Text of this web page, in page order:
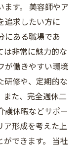
ます。 美容師やア
追求したい方に
にある職場であ
は非常に魅力的な
が働きやすい環境
研修や、定期的な
また、完全週休二
護休暇などサポー
ア形成を考えた上
できます。 当社